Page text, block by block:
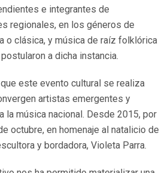
e integrantes de
regionales, en los géneros de
o clásica, y música de raíz folklórica
a dicha instancia.
este evento cultural se realiza
artistas emergentes y
la música nacional. Desde 2015, por
octubre, en homenaje al natalicio de
y bordadora, Violeta Parra.